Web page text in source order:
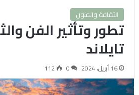
الثقافة والفنون
تطور وتأثير الفن
تايلاند
16 أبريل، 2024 0
112